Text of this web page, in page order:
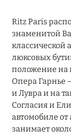
Cheval Blanc
Experimental
Fauchon
Four Seasons
Grand Hôtel
Grand Pigalle
Ritz Paris
знаменитой
классической
люксовых
положение на
Опера Гарнье
и Лувра и на
Согласия и
автомобиле
занимает